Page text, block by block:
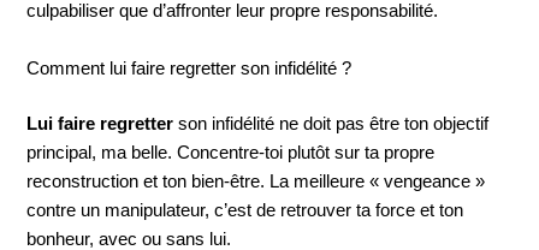
culpabiliser que d’affronter leur propre responsabilité.
Comment lui faire regretter son infidélité ?
Lui faire regretter son infidélité ne doit pas être ton objectif
principal, ma belle. Concentre-toi plutôt sur ta propre
reconstruction et ton bien-être. La meilleure « vengeance »
contre un manipulateur, c’est de retrouver ta force et ton
bonheur, avec ou sans lui.